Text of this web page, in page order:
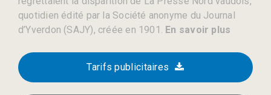
quotidien édité par la Société anonyme du Journal
d’Yverdon (SAJY), créée en 1901. En savoir plus
Tarifs publicitaires